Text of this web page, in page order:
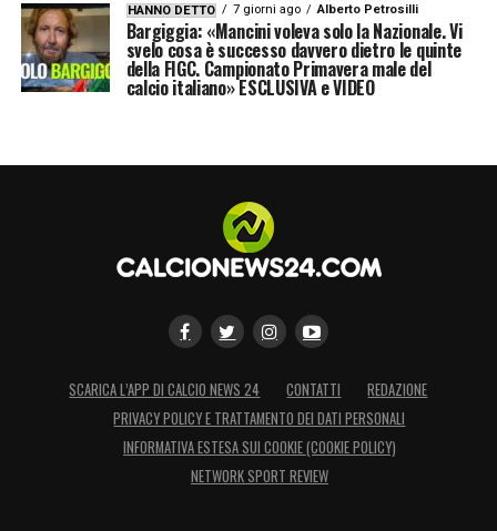
HANNO DETTO 7 giorni ago Alberto Petrosilli
Bargiggia: «Mancini voleva solo la Nazionale. Vi
svelo cosa è successo davvero dietro le quinte
della FIGC. Campionato Primavera male del
calcio italiano» ESCLUSIVA e VIDEO
SCARICA L’APP DI CALCIO NEWS 24 CONTATTI
REDAZIONE
PRIVACY POLICY E TRATTAMENTO DEI DATI PERSONALI
INFORMATIVA ESTESA SUI COOKIE (COOKIE POLICY)
NETWORK SPORT REVIEW